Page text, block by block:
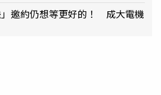
邀約仍想等更好的！ 成大電機